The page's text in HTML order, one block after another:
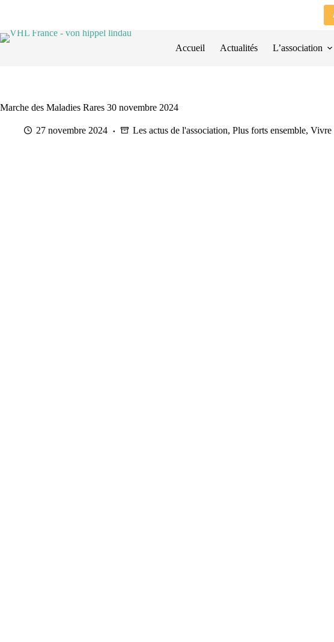
Accueil Actualités L’association
Marche des Maladies Rares 30 novembre 2024
27 novembre 2024 Les actus de l'association, Plus forts ensemble, Vivre